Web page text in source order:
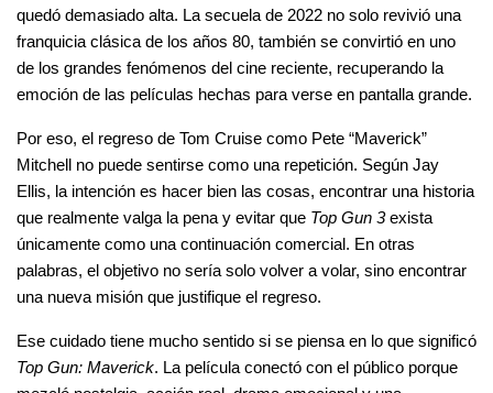
quedó demasiado alta. La secuela de 2022 no solo revivió una
franquicia clásica de los años 80, también se convirtió en uno
de los grandes fenómenos del cine reciente, recuperando la
emoción de las películas hechas para verse en pantalla grande.
Por eso, el regreso de Tom Cruise como Pete “Maverick”
Mitchell no puede sentirse como una repetición. Según Jay
Ellis, la intención es hacer bien las cosas, encontrar una historia
que realmente valga la pena y evitar que Top Gun 3 exista
únicamente como una continuación comercial. En otras
palabras, el objetivo no sería solo volver a volar, sino encontrar
una nueva misión que justifique el regreso.
Top Gun: Maverick. La película conectó con el público porque